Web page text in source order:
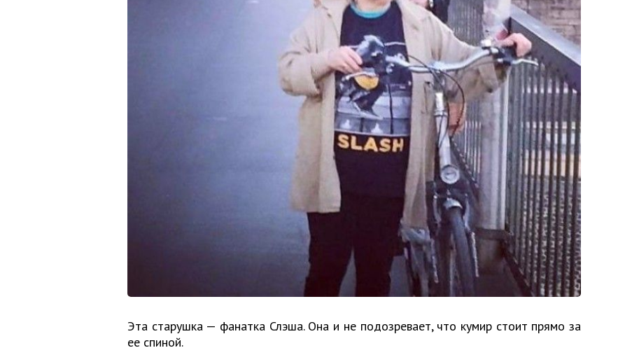
Эта старушка — фанатка Слэша. Она и не подозревает, что кумир стоит прямо за
ее спиной.